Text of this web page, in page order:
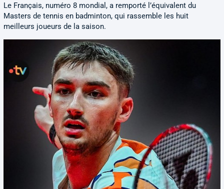
Le Français, numéro 8 mondial, a remporté l’équivalent du
Masters de tennis en badminton, qui rassemble les huit
meilleurs joueurs de la saison.